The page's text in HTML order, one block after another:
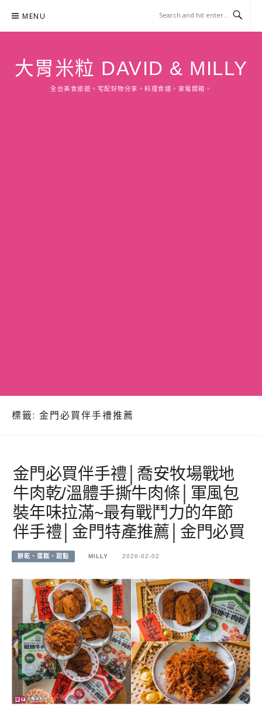
content
MENU
大胃米粒 DAVID & MILLY
全台美食旅遊。宅配好物分享。料理食譜。家電開箱。
標籤: 金門必買伴手禮推薦
金門必買伴手禮│喬安牧場戰地
牛肉乾/溫體手撕牛肉條│軍風包
裝年味拉滿~最有戰鬥力的年節
伴手禮│金門特產推薦│金門必買
餅乾、蛋糕、甜點 MILLY 2026-02-02